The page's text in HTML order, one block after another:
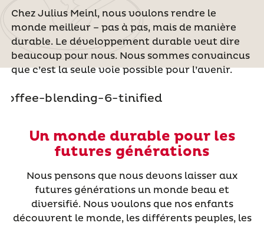
Chez Julius Meinl, nous voulons rendre le
monde meilleur – pas à pas, mais de manière
durable. Le développement durable veut dire
beaucoup pour nous. Nous sommes convaincus
que c’est la seule voie possible pour l’avenir.
Un monde durable pour les
futures générations
Nous pensons que nous devons laisser aux
futures générations un monde beau et
diversifié. Nous voulons que nos enfants
découvrent le monde, les différents peuples, les